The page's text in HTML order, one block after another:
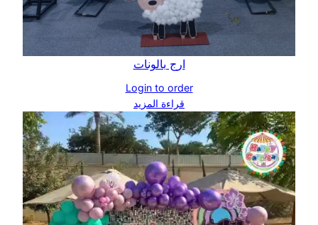
ارج بالونات
Login to order
قراءة المزيد